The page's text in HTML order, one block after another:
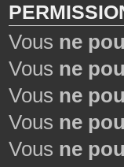
Vous ne
Vous ne
Vous ne
Vous ne
Vous ne